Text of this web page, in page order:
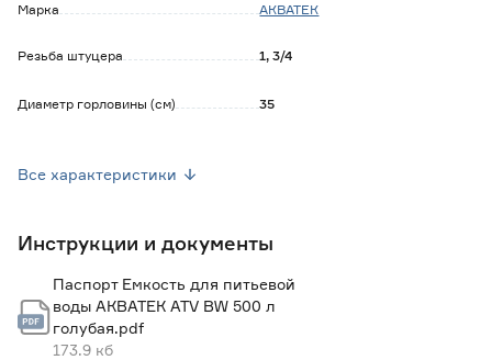
Марка АКВАТЕК
Резьба штуцера 1, 3/4
Диаметр горловины (см) 35
(мм)
Назначение Для пищевых жидкостей
Комплектация
Все характеристики
Инструкции и документы
Паспорт Емкость для питьевой
воды АКВАТЕК ATV BW 500 л
голубая.pdf
173.9 кб